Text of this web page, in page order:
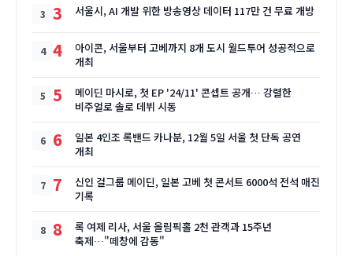
3 서울시, AI 개발 위한 방송영상 데이터 117만 건 무료 개방
4
아이콘, 서울부터 고베까지 8개 도시 월드투어 성공적으로
개최
5
메이딘 마시로, 첫 EP '24/11' 콘셉트 공개… 강렬한
비주얼로 솔로 데뷔 시동
6
일본 4인조 록밴드 카나분, 12월 5일 서울 첫 단독 공연
개최
7
신인 걸그룹 메이딘, 일본 고베 첫 콘서트 6000석 전석 매진
기록
8
록 여제 리사, 서울 올림픽홀 2천 관객과 15주년
축제…"떼창에 감동"